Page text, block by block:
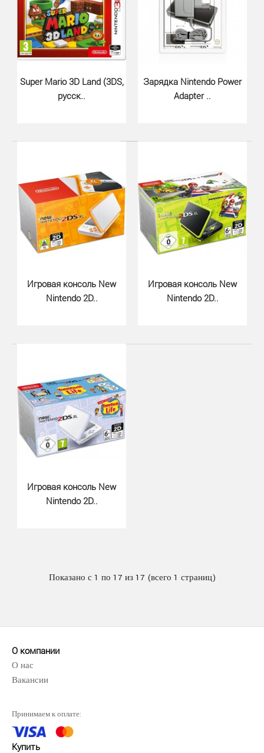
Mario & Luigi Dream Team (3DS, ..
1170 грн.
Team – это очередное путешествие братьев-водо..
о пр..
Super Mario 3D Land (3DS,
русск..
Зарядка Nintendo Power
Adapter ..
Игровая консоль New
Nintendo 2D..
Игровая консоль New
Nintendo 2D..
Игровая консоль New
Nintendo 2D..
Показано с 1 по 17 из 17 (всего 1 страниц)
О компании
О нас
Вакансии
Принимаем к оплате:
Купить